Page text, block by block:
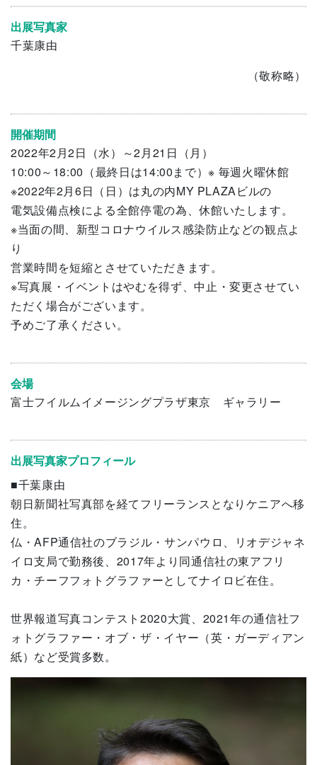
出展写真家
千葉康由
（敬称略）
開催期間
2022年2月2日（水）～2月21日（月）
10:00～18:00（最終日は14:00まで）※ 毎週火曜休館
※2022年2月6日（日）は丸の内MY PLAZAビルの
電気設備点検による全館停電の為、休館いたします。
※当面の間、新型コロナウイルス感染防止などの観点よ
り
営業時間を短縮とさせていただきます。
※写真展・イベントはやむを得ず、中止・変更させてい
ただく場合がございます。
予めご了承ください。
会場
富士フイルムイメージングプラザ東京 ギャラリー
出展写真家プロフィール
■千葉康由
朝日新聞社写真部を経てフリーランスとなりケニアへ移
住。
仏・AFP通信社のブラジル・サンパウロ、リオデジャネ
イロ支局で勤務後、2017年より同通信社の東アフリ
カ・チーフフォトグラファーとしてナイロビ在住。
世界報道写真コンテスト2020大賞、2021年の通信社フ
ォトグラファー・オブ・ザ・イヤー（英・ガーディアン
紙）など受賞多数。